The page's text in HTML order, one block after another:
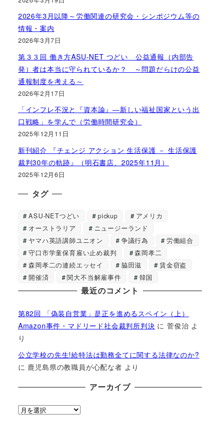
2026年3月以降～労働関連の研究会・シンポジウム等の
情報・案内
2026年3月7日
第３３回 働き方ASU-NET つどい 公益通報（内部告
発）者は本当に守られているか？ ～問題だらけの公益
通報制度を考える～
2026年2月17日
「インフレ不況と『資本論』―新しい福祉国家という出
口戦略」を学んで（労働時間研究会）
2025年12月11日
新刊紹介 『チェンジ アクション 生活保護 － 生活保護
裁判30年の軌跡』（明石書店、2025年11月）
2025年12月6日
タグ
ASU-NETつどい pickup
アメリカ
オーストラリア
ニュージーランド
ヤマハ英語講師ユニオン
争議行為
労働組合
守口市学童保育雇い止め裁判
森岡孝二
森岡孝二の連続エッセイ
脇田滋
賃金窃盗
開催済
関大不当解雇事件 韓国
最近のコメント
第82回 「偽装自営業」是正を進めるスペイン（上）
Amazon事件・マドリード社会裁判所判決 に菅俊治 よ
り
公立学校の先生!給特法は勤務全てに関する法律なのか?
に 鹿児島県の教職員が心配な者 より
アーカイブ
ア